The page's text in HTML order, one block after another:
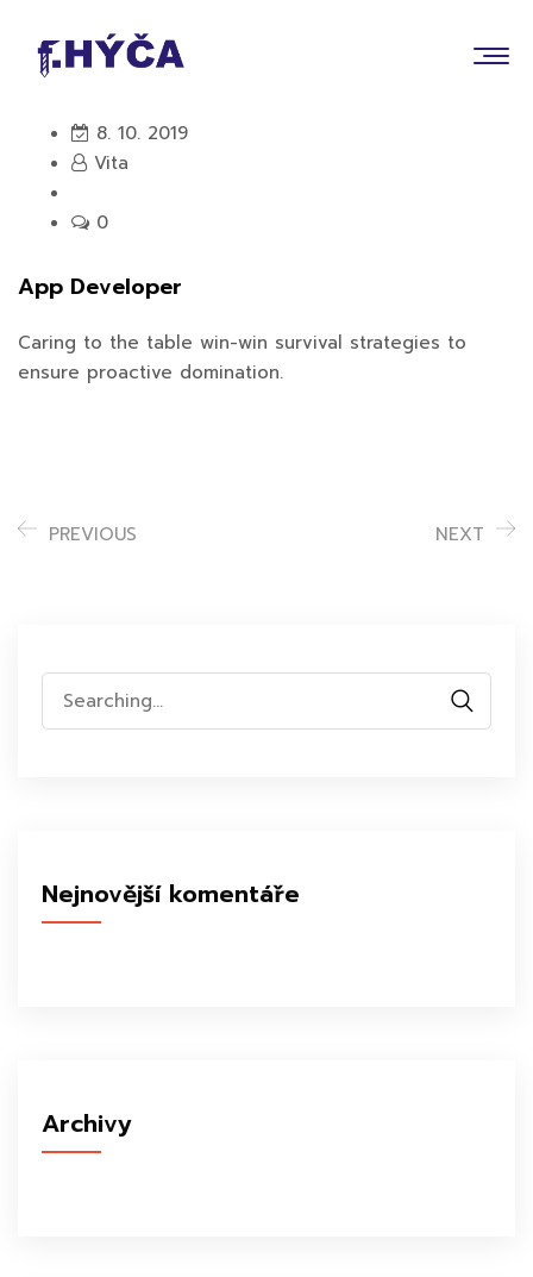
8. 10. 2019
Vita
0
App Developer
Caring to the table win-win survival strategies to
ensure proactive domination.
PREVIOUS NEXT
for:
Nejnovější komentáře
Archivy